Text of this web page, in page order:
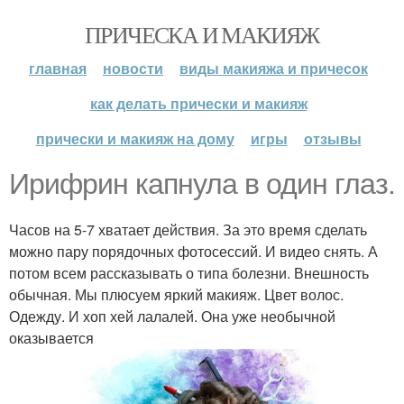
ПРИЧЕСКА И МАКИЯЖ
главная новости
виды макияжа и причесок
как делать прически и макияж
прически и макияж на дому
игры отзывы
Ирифрин капнула в один глаз.
Часов на 5-7 хватает действия. За это время сделать
можно пару порядочных фотосессий. И видео снять. А
потом всем рассказывать о типа болезни. Внешность
обычная. Мы плюсуем яркий макияж. Цвет волос.
Одежду. И хоп хей лалалей. Она уже необычной
оказывается